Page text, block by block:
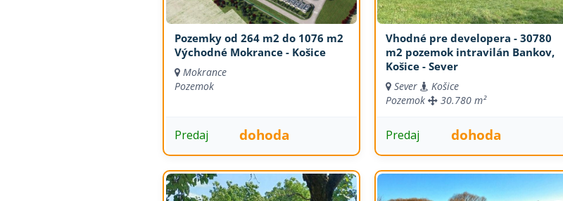
Pozemky od 264 m2 do 1076 m2
Východné Mokrance - Košice
Mokrance
Pozemok
Predaj dohoda
Vhodné pre developera - 30780
m2 pozemok intravilán Bankov,
Košice - Sever
Sever
Košice
Pozemok
30.780 m²
Predaj dohoda